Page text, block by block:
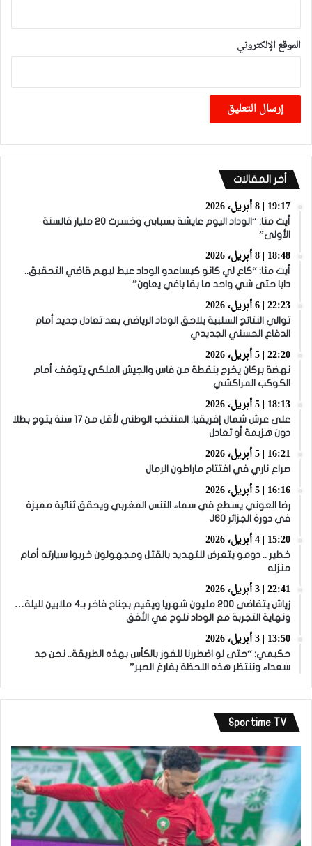
الموقع الإلكتروني
أخر المقالات
19:17 | 8 أبريل، 2026
أيت منا: “الوداد اليوم عايشة بسبابي وخسرت 20 مليار فالسنة
الأولى”
18:48 | 8 أبريل، 2026
أيت منا: “كاع لي كانو كيساعدو الوداد عيط ليهم قاضي التحقيق..
دابا حتى شي واحد ما بقا باغي يعاون”
22:23 | 6 أبريل، 2026
توالي النتائج السلبية يلاحق الوداد الرياضي بعد تعادل جديد أمام
الدفاع الحسني الجديدي
22:20 | 5 أبريل، 2026
نهضة بركان يخرج بنقطة من فاس والجيش الملكي يتوقف أمام
الكوكب المراكشي
18:13 | 5 أبريل، 2026
على عرش شمال إفريقيا: المنتخب الوطني لأقل من 17 سنة يتوج بطلا
دون هزيمة أو تعادل
16:21 | 5 أبريل، 2026
صراع ناري في افتتاح ماراطون الرمال
16:16 | 5 أبريل، 2026
رضا العوني يسطع في سماء التنس المغربي ويحقق ثنائية مميزة
في دورة الجزائر J60
15:20 | 4 أبريل، 2026
خطير .. دومو يتعرض للتهديد بالقتل ومجهولون خربوا سيارته أمام
منزله
22:41 | 3 أبريل، 2026
زياش يتقاضى 200 مليون شهريا ويقيم بجناح فاخر بـ4 ملايين لليلة…
ونهاية التجربة مع الوداد تلوح في الأفق
13:50 | 3 أبريل، 2026
حكيمي: “حتى لو اضطررنا للفوز بالكأس بهذه الطريقة.. نحن جد
سعداء وننتظر هذه اللحظة بفارغ الصبر”
Sportime TV